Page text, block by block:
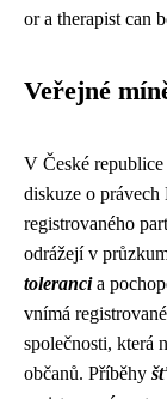
or a therapist can
Veřejné
V České republice
diskuze o
registrovaného
odrážejí v
tolerancia
vnímá
společnosti, která
občanů. Příběhy